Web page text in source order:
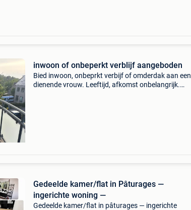
inwoon of onbeperkt verblijf aangeboden
Bied inwoon, onbeprkt verbijf of omderdak aan een
dienende vrouw. Leeftijd, afkomst onbelangrijk.
Gedeelde kamer/flat in Pâturages —
ingerichte woning —
Gedeelde kamer/flat in pâturages — ingerichte